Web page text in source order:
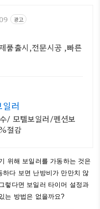
광고
품출시,전문시공 ,빠른
러
/ 모텔보일러/펜션보
절감
위해 보일러를 가동하는 것은
하다 보면 난방비가 만만치 않
렇다면 보일러 타이머 설정과
는 방법은 없을까요?